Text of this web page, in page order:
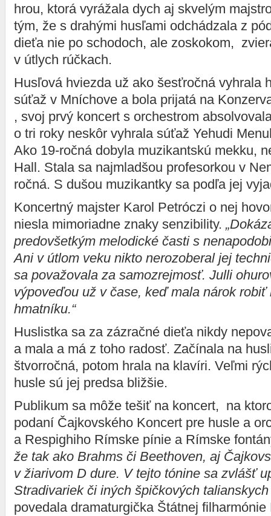
hrou, ktorá vyrážala dych aj skvelým
tým, že s drahými husľami odchádzala z
dieťa nie po schodoch, ale zoskokom,
v útlych rúčkach.
Husľová hviezda už ako šesťročná vyhrala
súťaž v Mníchove a bola prijatá na
, svoj prvý koncert s orchestrom
o tri roky neskôr vyhrala súťaž Yehudi
Ako 19-ročná dobyla muzikantskú mekku,
Hall. Stala sa najmladšou profesorkou v
ročná. S dušou muzikantky sa podľa jej
Koncertný majster Karol Petróczi o nej
niesla mimoriadne znaky senzibility.
predovšetkým melodické časti s
Ani v útlom veku nikto nerozoberal jej
sa považovala za samozrejmosť. Julli
výpoveďou už v čase, keď mala nárok robiť
hmatníku.“
Huslistka sa za zázračné dieťa nikdy
a mala a má z toho radosť. Začínala na
štvorročná, potom hrala na klavíri. Veľmi
husle sú jej predsa bližšie.
Publikum sa môže tešiť na koncert, na
podaní Čajkovského Koncert pre husle a
a Respighiho Rímske pínie a Rímske
že tak ako Brahms či Beethoven, aj
v žiarivom D dure. V tejto tónine sa zvlášť
Stradivariek či iných špičkových
povedala dramaturgička Štátnej